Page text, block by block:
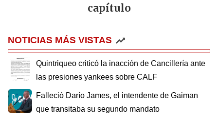
capítulo
NOTICIAS MÁS VISTAS
Quintriqueo criticó la inacción de Cancillería ante
las presiones yankees sobre CALF
Falleció Darío James, el intendente de Gaiman
que transitaba su segundo mandato